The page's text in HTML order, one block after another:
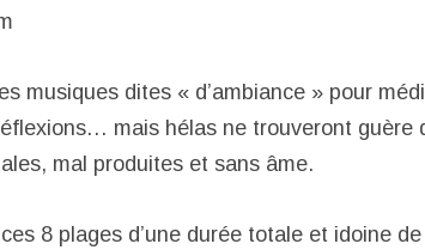
musiques dites « d’ambiance » pour
mais hélas ne trouveront guère
mal produites et sans âme.
8 plages d’une durée totale et idoine